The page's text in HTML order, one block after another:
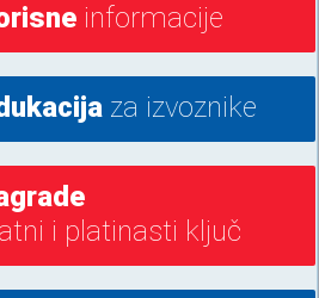
informacije
za izvoznike
i platinasti ključ